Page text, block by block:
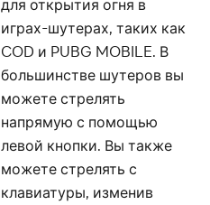
для открытия огня в
играх-шутерах, таких как
COD и PUBG MOBILE. В
большинстве шутеров вы
можете стрелять
напрямую с помощью
левой кнопки. Вы также
можете стрелять с
клавиатуры, изменив